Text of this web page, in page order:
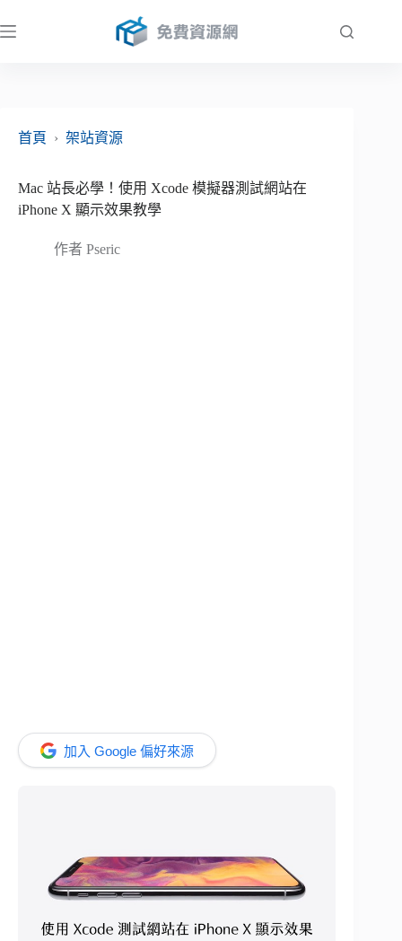
至
首頁
› 架站資源
Mac 站長必學！使用 Xcode 模擬器測試網站在
iPhone X 顯示效果教學
作者 Pseric
加入 Google 偏好來源